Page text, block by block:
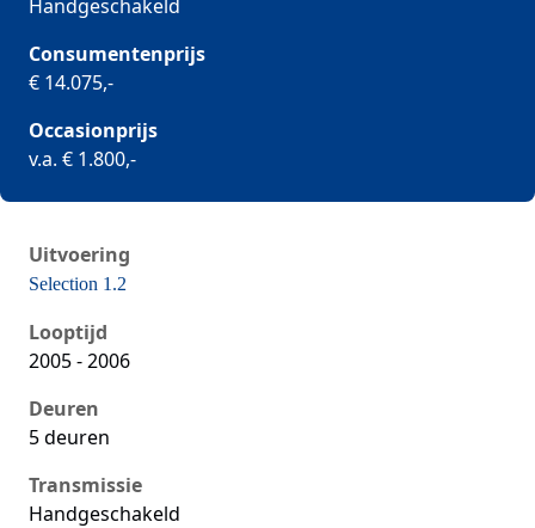
Handgeschakeld
Consumentenprijs
€ 14.075,-
Occasionprijs
v.a. € 1.800,-
Uitvoering
Seat Ibiza iii, 1.2, 47 kW, Benzine, 5 deuren
Selection 1.2
Looptijd
2005 - 2006
Deuren
5 deuren
Transmissie
Handgeschakeld